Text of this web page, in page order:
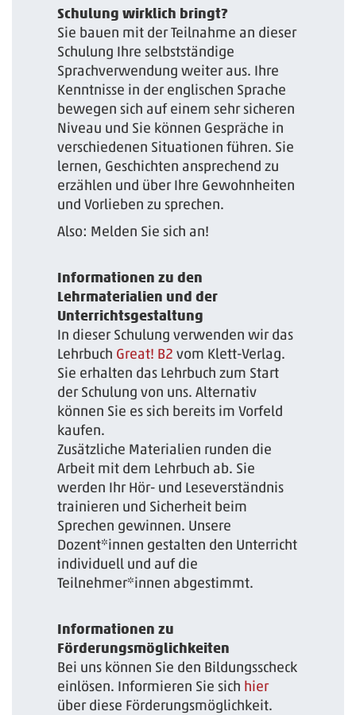
Schulung wirklich bringt?
Sie bauen mit der Teilnahme an dieser
Schulung Ihre selbstständige
Sprachverwendung weiter aus. Ihre
Kenntnisse in der englischen Sprache
bewegen sich auf einem sehr sicheren
Niveau und Sie können Gespräche in
verschiedenen Situationen führen. Sie
lernen, Geschichten ansprechend zu
erzählen und über Ihre Gewohnheiten
und Vorlieben zu sprechen.
Also: Melden Sie sich an!
Informationen zu den
Lehrmaterialien und der
Unterrichtsgestaltung
In dieser Schulung verwenden wir das
Lehrbuch Great! B2 ­­ vom Klett-Verlag.
Sie erhalten das Lehrbuch zum Start
der Schulung von uns. Alternativ
können Sie es sich bereits im Vorfeld
kaufen.
Zusätzliche Materialien runden die
Arbeit mit dem Lehrbuch ab. Sie
werden Ihr Hör- und Leseverständnis
trainieren und Sicherheit beim
Sprechen gewinnen. Unsere
Dozent*innen gestalten den Unterricht
individuell und auf die
Teilnehmer*innen abgestimmt.
Informationen zu
Förderungsmöglichkeiten
Bei uns können Sie den Bildungsscheck
einlösen. Informieren Sie sich hier
über diese Förderungsmöglichkeit.